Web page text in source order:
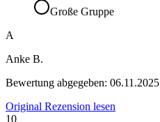
Große Gruppe
A
Anke B.
Bewertung abgegeben: 06.11.2025
Original Rezension lesen
10